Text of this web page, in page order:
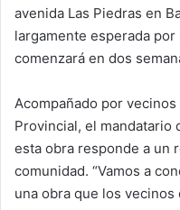
avenida Las Piedras en
largamente esperada
comenzará en dos
Acompañado por
Provincial, el mandatario
esta obra responde a un
comunidad. “Vamos a
una obra que los